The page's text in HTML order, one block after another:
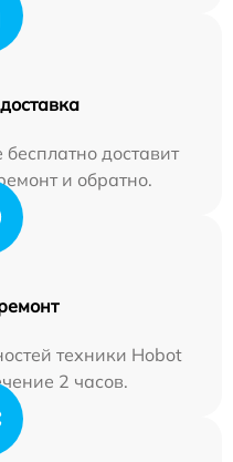
доставит
и обратно.
техники Hobot
2 часов.